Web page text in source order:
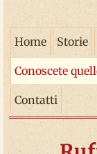
Home Storie
Conoscete
Contatti